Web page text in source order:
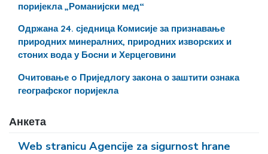
поријекла „Романијски мед“
Одржана 24. сједница Комисије за признавање
природних минералних, природних изворских и
стоних вода у Босни и Херцеговини
Очитовање o Приједлогу закона о заштити ознака
географског поријекла
Анкета
Web stranicu Agencije za sigurnost hrane